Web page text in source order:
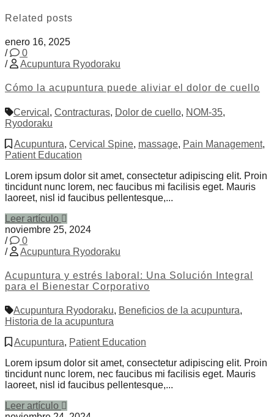
Related posts
enero 16, 2025
/
0
/
Acupuntura Ryodoraku
Cómo la acupuntura puede aliviar el dolor de cuello
Cervical , Contracturas, Dolor de cuello, NOM-35,
Ryodoraku
Acupuntura, Cervical Spine, massage, Pain Management,
Patient Education
Lorem ipsum dolor sit amet, consectetur adipiscing elit. Proin
tincidunt nunc lorem, nec faucibus mi facilisis eget. Mauris
laoreet, nisl id faucibus pellentesque,...
Leer artículo
noviembre 25, 2024
/
0
/
Acupuntura Ryodoraku
Acupuntura y estrés laboral: Una Solución Integral
para el Bienestar Corporativo
Acupuntura Ryodoraku, Beneficios de la acupuntura,
Historia de la acupuntura
Acupuntura, Patient Education
Lorem ipsum dolor sit amet, consectetur adipiscing elit. Proin
tincidunt nunc lorem, nec faucibus mi facilisis eget. Mauris
laoreet, nisl id faucibus pellentesque,...
Leer artículo